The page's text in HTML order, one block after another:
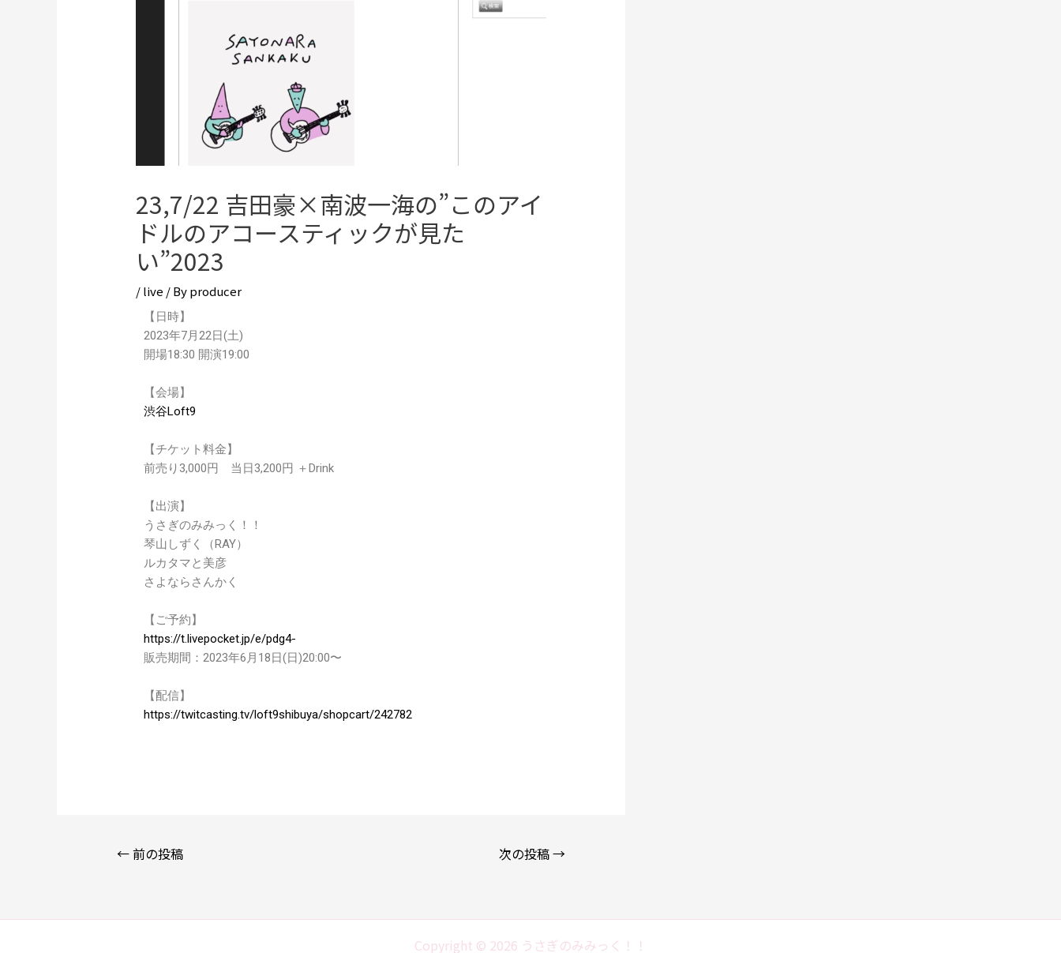
23,7/22 吉田豪×南波一海の”このアイ
ドルのアコースティックが見た
い”2023
/live / Byproducer
【日時】
2023年7月22日(土)
開場18:30 開演19:00
【会場】
渋谷Loft9
【チケット料金】
前売り3,000円 当日3,200円 ＋Drink
【出演】
うさぎのみみっく！！
琴山しずく（RAY）
ルカタマと美彦
さよならさんかく
【ご予約】
https://t.livepocket.jp/e/pdg4-
販売期間：2023年6月18日(日)20:00〜
【配信】
https://twitcasting.tv/loft9shibuya/shopcart/242782
←前の投稿 次の投稿→
Copyright © 2026 うさぎのみみっく！！